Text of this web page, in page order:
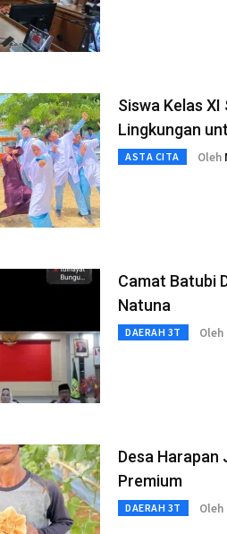
Siswa Kelas
Lingkungan
ASTA CITA Oleh
Camat Batubi
Natuna
DAERAH 3T Oleh
Desa Harapan
Premium
DAERAH 3T Oleh